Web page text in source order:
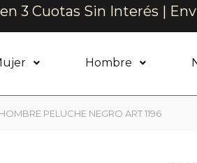
3 Cuotas Sin Interés |
Hombre
PELUCHE NEGRO ART 1196